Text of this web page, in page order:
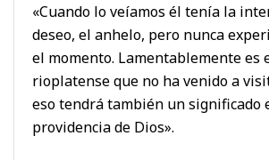
«Cuando lo veíamos él tenía la
deseo, el anhelo, pero nunca
el momento. Lamentablemente es
rioplatense que no ha venido a
eso tendrá también un significado
providencia de Dios».